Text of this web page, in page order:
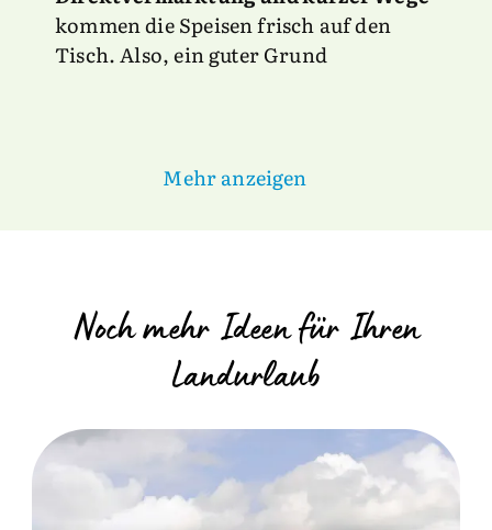
kommen die Speisen frisch auf den
Tisch. Also, ein guter Grund
Mehr anzeigen
Noch mehr Ideen für Ihren
Landurlaub